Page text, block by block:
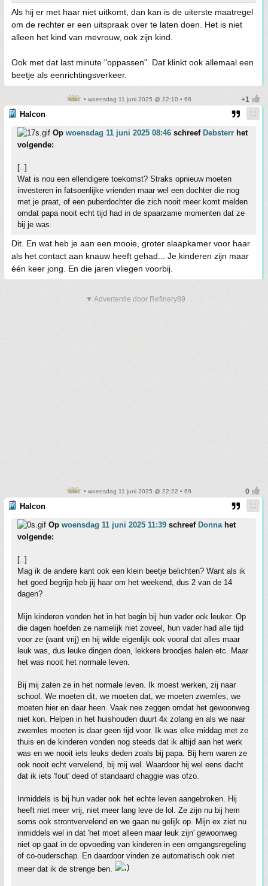
Als hij er met haar niet uitkomt, dan kan is de uiterste maatregel
om de rechter er een uitspraak over te laten doen. Het is niet
alleen het kind van mevrouw, ook zijn kind.
Ook met dat last minute "oppassen". Dat klinkt ook allemaal een
beetje als eenrichtingsverkeer.
• woensdag 11 juni 2025 @ 22:10 • 68
Halcon
Op woensdag 11 juni 2025 08:46 schreef Debsterr het
volgende:
[..]
Wat is nou een ellendigere toekomst? Straks opnieuw moeten
investeren in fatsoenlijke vrienden maar wel een dochter die nog
met je praat, of een puberdochter die zich nooit meer komt melden
omdat papa nooit echt tijd had in de spaarzame momenten dat ze
bij je was.
Dit. En wat heb je aan een mooie, groter slaapkamer voor haar
als het contact aan knauw heeft gehad... Je kinderen zijn maar
één keer jong. En die jaren vliegen voorbij.
▼ Advertentie door Refinery89
• woensdag 11 juni 2025 @ 22:22 • 69
Halcon
Op woensdag 11 juni 2025 11:39 schreef Donnahet
volgende:
[..]
Mag ik de andere kant ook een klein beetje belichten? Want als ik
het goed begrijp heb jij haar om het weekend, dus 2 van de 14
dagen?
Mijn kinderen vonden het in het begin bij hun vader ook leuker. Op
die dagen hoefden ze namelijk niet zoveel, hun vader had alle tijd
voor ze (want vrij) en hij wilde eigenlijk ook vooral dat alles maar
leuk was, dus leuke dingen doen, lekkere broodjes halen etc. Maar
het was nooit het normale leven.
Bij mij zaten ze in het normale leven. Ik moest werken, zij naar
school. We moeten dit, we moeten dat, we moeten zwemles, we
moeten hier en daar heen. Vaak nee zeggen omdat het gewoonweg
niet kon. Helpen in het huishouden duurt 4x zolang en als we naar
zwemles moeten is daar geen tijd voor. Ik was elke middag met ze
thuis en de kinderen vonden nog steeds dat ik altijd aan het werk
was en we nooit iets leuks deden zoals bij papa. Bij hem waren ze
ook nooit echt vervelend, bij mij wel. Waardoor hij wel eens dacht
dat ik iets 'fout' deed of standaard chaggie was ofzo.
Inmiddels is bij hun vader ook het echte leven aangebroken. Hij
heeft niet meer vrij, niet meer lang leve de lol. Ze zijn nu bij hem
soms ook strontvervelend en we gaan nu gelijk op. Mijn ex ziet nu
inmiddels wel in dat 'het moet alleen maar leuk zijn' gewoonweg
niet op gaat in de opvoeding van kinderen in een omgangsregeling
of co-ouderschap. En daardoor vinden ze automatisch ook niet
meer dat ik de strenge ben.